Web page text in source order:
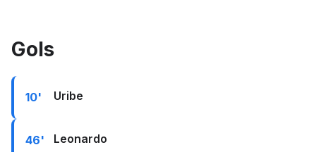
Gols
10' Uribe
46' Leonardo